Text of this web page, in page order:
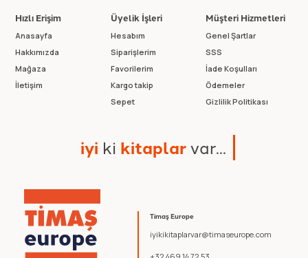
Timaş Europe
iyikikitaplarvar@timaseurope.com
Hızlı Erişim
Anasayfa
Hakkımızda
Mağaza
İletişim
Üyelik İşleri
Hesabım
Siparişlerim
Favorilerim
Kargo takip
Sepet
Müşteri Hizmetleri
Genel Şartlar
SSS
İade Koşulları
Ödemeler
Gizlilik Politikası
iyi ki kitaplarvar...